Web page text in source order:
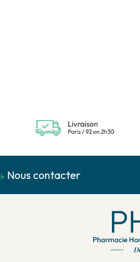
Nous contacter